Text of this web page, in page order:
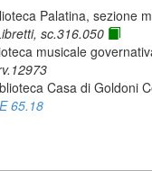
Palatina, sezione
sc.316.050
musicale
Casa di Goldoni
65.18